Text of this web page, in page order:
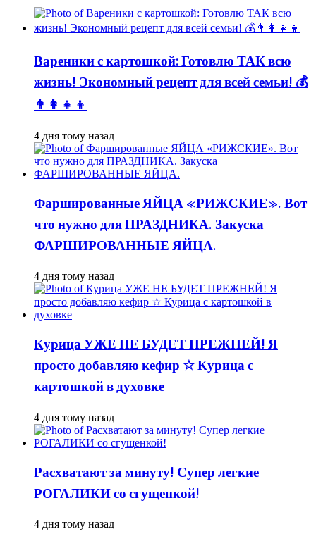
Вареники с картошкой: Готовлю ТАК всю
жизнь! Экономный рецепт для всей семьи! 💰
👨👩👧👦
4 дня тому назад
Фаршированные ЯЙЦА «РИЖСКИЕ». Вот
что нужно для ПРАЗДНИКА. Закуска
ФАРШИРОВАННЫЕ ЯЙЦА.
4 дня тому назад
Курица УЖЕ НЕ БУДЕТ ПРЕЖНЕЙ! Я
просто добавляю кефир ☆ Курица с
картошкой в духовке
4 дня тому назад
Расхватают за минуту! Супер легкие
РОГАЛИКИ со сгущенкой!
4 дня тому назад